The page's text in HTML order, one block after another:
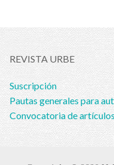
REVISTA URBE
Suscripción
Pautas generales para
Convocatoria de